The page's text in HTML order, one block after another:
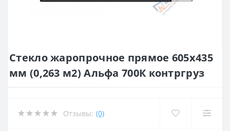
Стекло жаропрочное прямое 605x435
мм (0,263 м2) Альфа 700К контргруз
Отзывы: (0)